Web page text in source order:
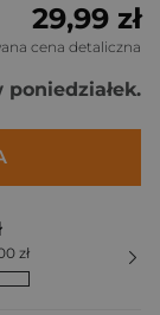
29,99 zł
cena detaliczna
zł